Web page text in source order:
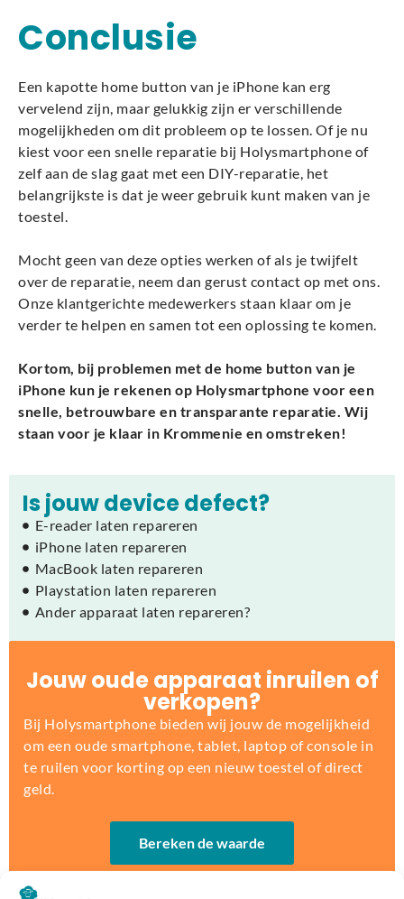
Conclusie
Een kapotte home button van je iPhone kan erg
vervelend zijn, maar gelukkig zijn er verschillende
mogelijkheden om dit probleem op te lossen. Of je nu
kiest voor een snelle reparatie bij Holysmartphone of
zelf aan de slag gaat met een DIY-reparatie, het
belangrijkste is dat je weer gebruik kunt maken van je
toestel.
Mocht geen van deze opties werken of als je twijfelt
over de reparatie, neem dan gerust contact op met ons.
Onze klantgerichte medewerkers staan klaar om je
verder te helpen en samen tot een oplossing te komen.
Kortom, bij problemen met de home button van je
iPhone kun je rekenen op Holysmartphone voor een
snelle, betrouwbare en transparante reparatie. Wij
staan voor je klaar in Krommenie en omstreken!
Is jouw device defect?
E-reader laten repareren
iPhone laten repareren
MacBook laten repareren
Playstation laten repareren
Ander apparaat laten repareren?
Jouw oude apparaat inruilen of
verkopen?
Bij Holysmartphone bieden wij jouw de mogelijkheid
om een oude smartphone, tablet, laptop of console in
te ruilen voor korting op een nieuw toestel of direct
geld.
Bereken de waarde